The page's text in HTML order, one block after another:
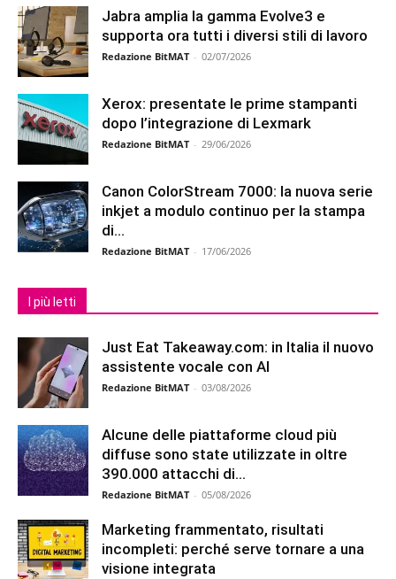
Jabra amplia la gamma Evolve3 e
supporta ora tutti i diversi stili di lavoro
Redazione BitMAT - 02/07/2026
Xerox: presentate le prime stampanti
dopo l’integrazione di Lexmark
Redazione BitMAT - 29/06/2026
Canon ColorStream 7000: la nuova serie
inkjet a modulo continuo per la stampa
di...
Redazione BitMAT - 17/06/2026
I più letti
Just Eat Takeaway.com: in Italia il nuovo
assistente vocale con AI
Redazione BitMAT - 03/08/2026
Alcune delle piattaforme cloud più
diffuse sono state utilizzate in oltre
390.000 attacchi di...
Redazione BitMAT - 05/08/2026
Marketing frammentato, risultati
incompleti: perché serve tornare a una
visione integrata